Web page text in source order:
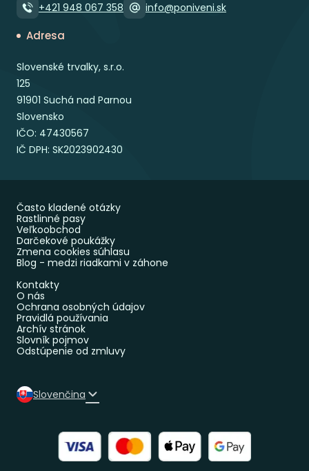
+421 948 067 358 info@poniveni.sk
Adresa
Slovenské trvalky, s.r.o.
125
91901 Suchá nad Parnou
Slovensko
IČO: 47430567
IČ DPH: SK2023902430
Často kladené otázky
Rastlinné pasy
Veľkoobchod
Darčekové poukážky
Zmena cookies súhlasu
Blog - medzi riadkami v záhone
Kontakty
O nás
Ochrana osobných údajov
Pravidlá používania
Archív stránok
Slovník pojmov
Odstúpenie od zmluvy
Slovenčina